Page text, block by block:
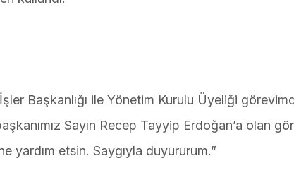
Başkanlığı ile Yönetim Kurulu Üyeliği
Sayın Recep Tayyip Erdoğan’a olan
yardım etsin. Saygıyla duyururum.”